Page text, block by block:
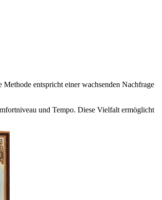
entspricht einer wachsenden Nachfrage
und Tempo. Diese Vielfalt ermöglicht